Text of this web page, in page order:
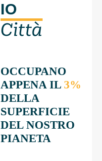
IO
Città
OCCUPANO
APPENA IL3%
DELLA
SUPERFICIE
DEL NOSTRO
PIANETA